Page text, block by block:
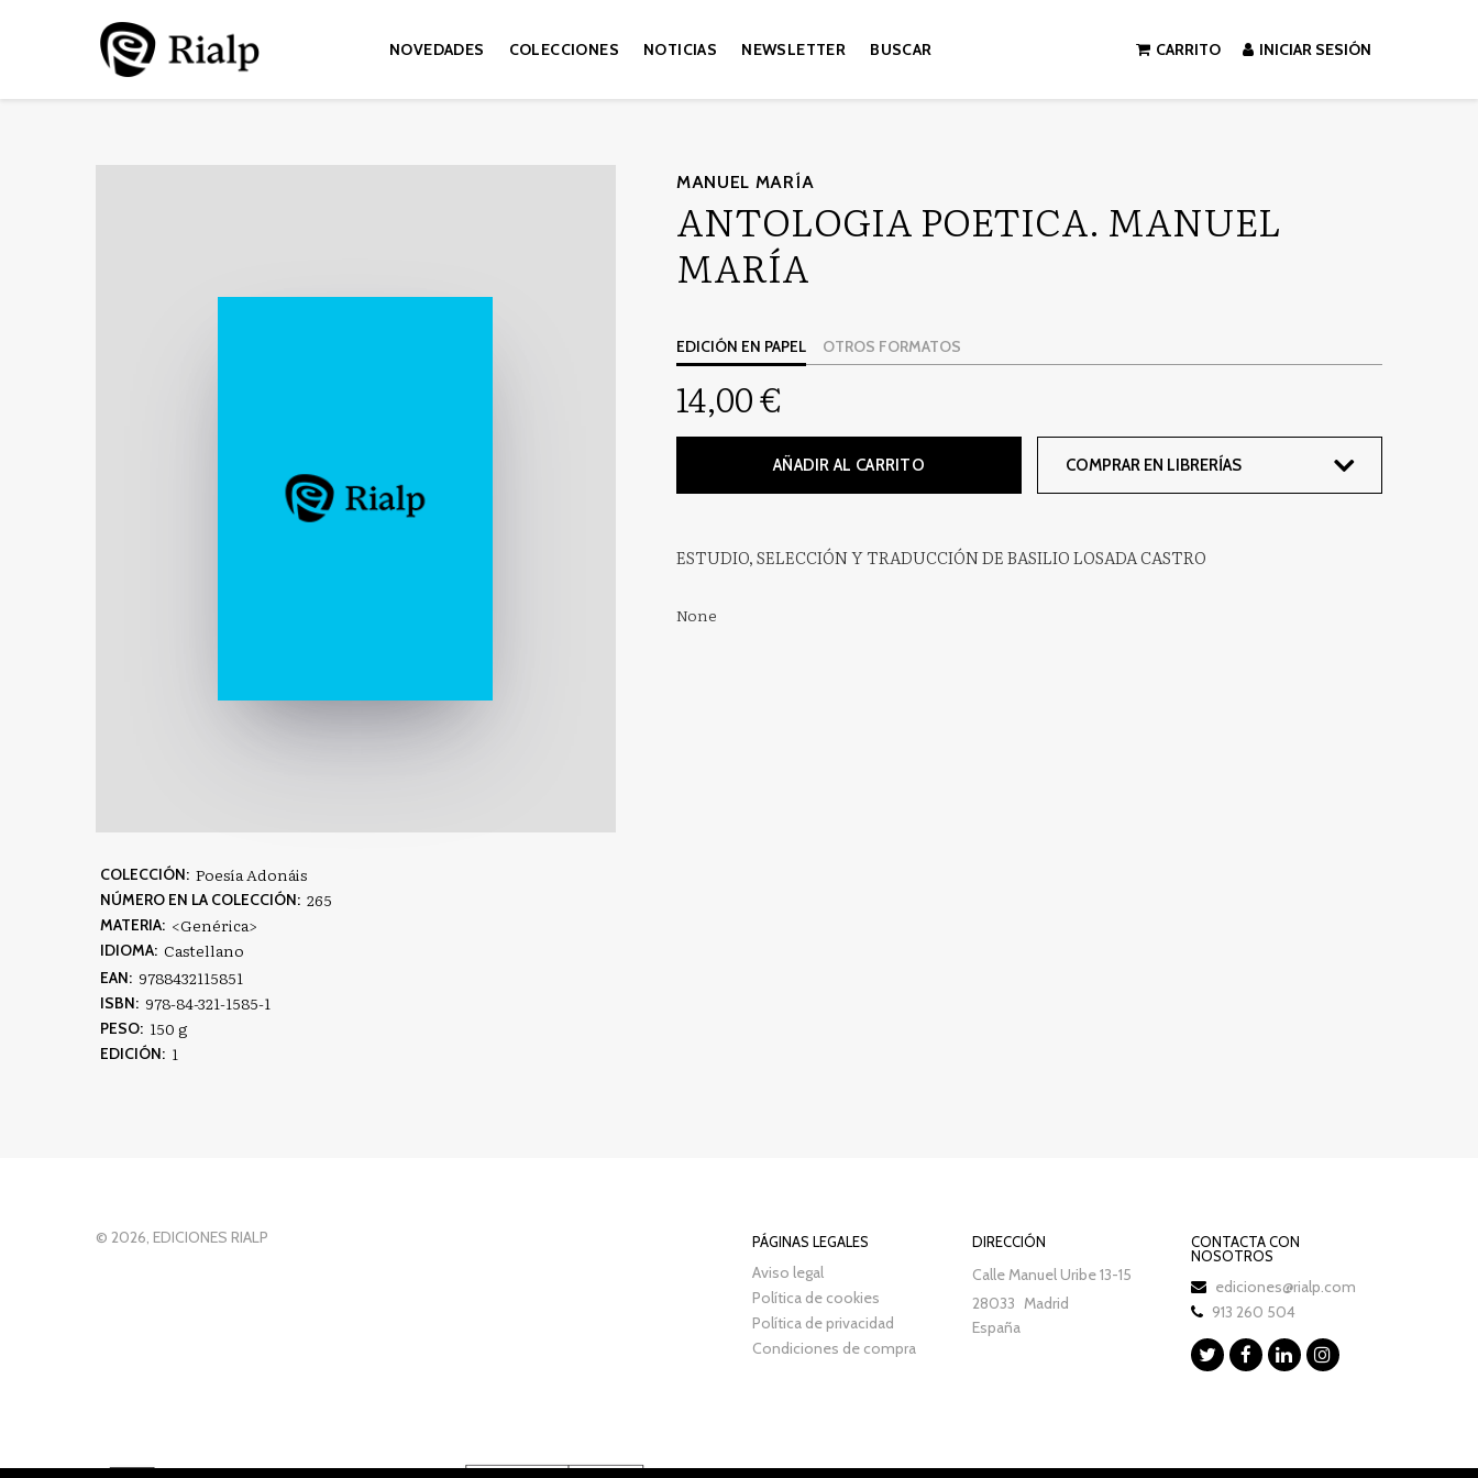
NOVEDADES COLECCIONES NOTICIAS NEWSLETTER BUSCAR CARRITO INICIAR SESIÓN
COLECCIÓN: Poesía Adonáis
NÚMERO EN LA COLECCIÓN: 265
MATERIA: <Genérica>
IDIOMA: Castellano
EAN: 9788432115851
ISBN: 978-84-321-1585-1
PESO: 150 g
EDICIÓN: 1
MANUEL MARÍA
ANTOLOGIA POETICA. MANUEL
MARÍA
EDICIÓN EN PAPEL OTROS FORMATOS
14,00 €
AÑADIR AL CARRITO COMPRAR EN LIBRERÍAS
ESTUDIO, SELECCIÓN Y TRADUCCIÓN DE BASILIO LOSADA CASTRO
None
© 2026, EDICIONES RIALP PÁGINAS LEGALES
Aviso legal
Política de cookies
Política de privacidad
Condiciones de compra
DIRECCIÓN
Calle Manuel Uribe 13-15
28033 Madrid
España
CONTACTA CON
NOSOTROS
ediciones@rialp.com
913 260 504